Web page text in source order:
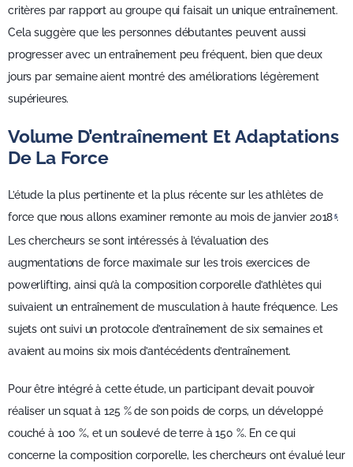
critères par rapport au groupe qui faisait un unique entraînement.
Cela suggère que les personnes débutantes peuvent aussi
progresser avec un entraînement peu fréquent, bien que deux
jours par semaine aient montré des améliorations légèrement
supérieures.
Volume D’entraînement Et Adaptations
De La Force
L’étude la plus pertinente et la plus récente sur les athlètes de
force que nous allons examiner remonte au mois de janvier 2018 5.
Les chercheurs se sont intéressés à l’évaluation des
augmentations de force maximale sur les trois exercices de
powerlifting, ainsi qu’à la composition corporelle d’athlètes qui
suivaient un entraînement de musculation à haute fréquence. Les
sujets ont suivi un protocole d’entraînement de six semaines et
avaient au moins six mois d’antécédents d’entraînement.
Pour être intégré à cette étude, un participant devait pouvoir
réaliser un squat à 125 % de son poids de corps, un développé
couché à 100 %, et un soulevé de terre à 150 %. En ce qui
concerne la composition corporelle, les chercheurs ont évalué leur